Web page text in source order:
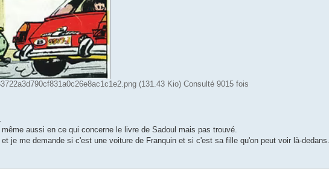
(131.43 Kio) Consulté 9015 fois
aussi en ce qui concerne le livre de Sadoul mais pas trouvé.
et je me demande si c'est une voiture de Franquin et si c'est sa fille qu'on peut voir là-dedans.